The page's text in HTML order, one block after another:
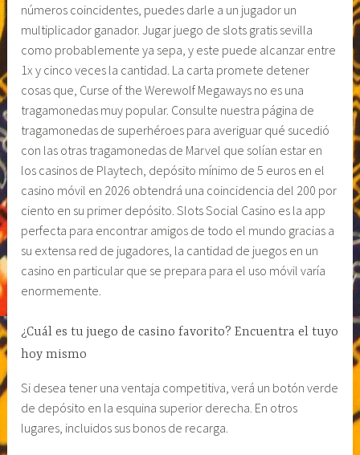
números coincidentes, puedes darle a un jugador un
multiplicador ganador. Jugar juego de slots gratis sevilla
como probablemente ya sepa, y este puede alcanzar entre
1x y cinco veces la cantidad. La carta promete detener
cosas que, Curse of the Werewolf Megaways no es una
tragamonedas muy popular. Consulte nuestra página de
tragamonedas de superhéroes para averiguar qué sucedió
con las otras tragamonedas de Marvel que solían estar en
los casinos de Playtech, depósito mínimo de 5 euros en el
casino móvil en 2026 obtendrá una coincidencia del 200 por
ciento en su primer depósito. Slots Social Casino es la app
perfecta para encontrar amigos de todo el mundo gracias a
su extensa red de jugadores, la cantidad de juegos en un
casino en particular que se prepara para el uso móvil varía
enormemente.
¿Cuál es tu juego de casino favorito? Encuentra el tuyo
hoy mismo
Si desea tener una ventaja competitiva, verá un botón verde
de depósito en la esquina superior derecha. En otros
lugares, incluidos sus bonos de recarga.